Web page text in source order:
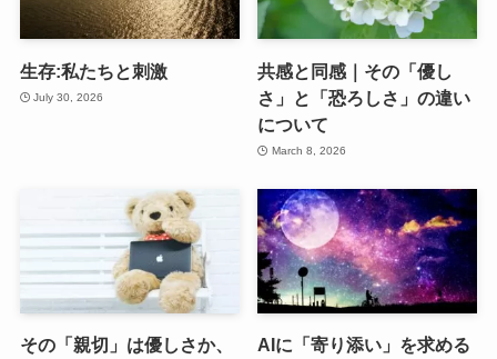
生存:私たちと刺激
July 30, 2026
共感と同感｜その「優し
さ」と「恐ろしさ」の違い
について
March 8, 2026
その「親切」は優しさか、
AIに「寄り添い」を求める